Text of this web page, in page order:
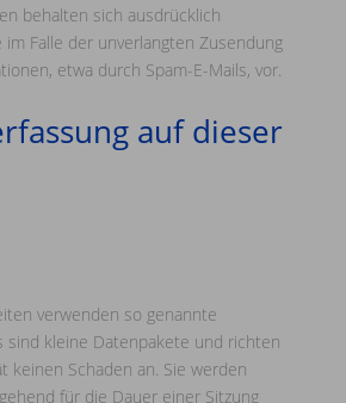
behalten sich ausdrücklich
Falle der unverlangten Zusendung
etwa durch Spam-E-Mails, vor.
auf dieser
verwenden so genannte
sind kleine Datenpakete und richten
keinen Schaden an. Sie werden
für die Dauer einer Sitzung